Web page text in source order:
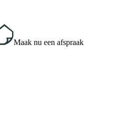
Maak nu een afspraak